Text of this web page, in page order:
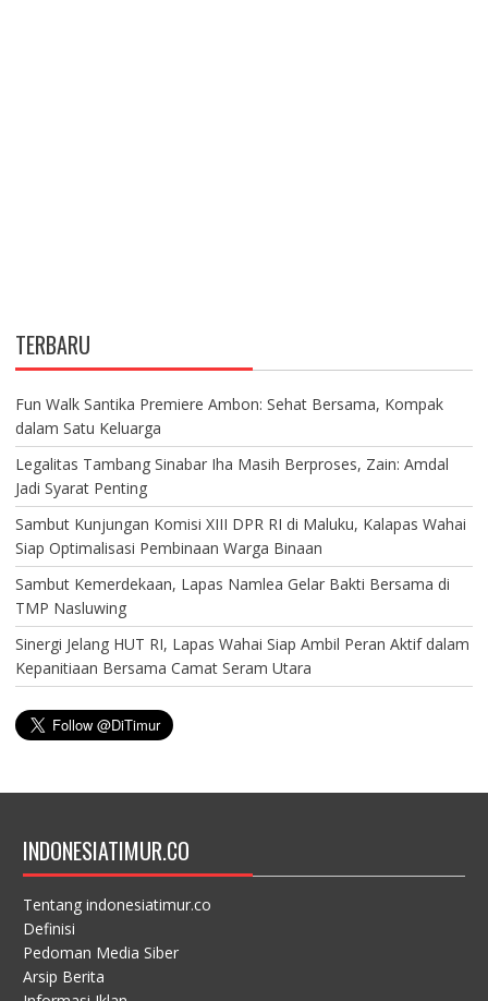
TERBARU
Fun Walk Santika Premiere Ambon: Sehat Bersama, Kompak
dalam Satu Keluarga
Legalitas Tambang Sinabar Iha Masih Berproses, Zain: Amdal
Jadi Syarat Penting
Sambut Kunjungan Komisi XIII DPR RI di Maluku, Kalapas Wahai
Siap Optimalisasi Pembinaan Warga Binaan
Sambut Kemerdekaan, Lapas Namlea Gelar Bakti Bersama di
TMP Nasluwing
Sinergi Jelang HUT RI, Lapas Wahai Siap Ambil Peran Aktif dalam
Kepanitiaan Bersama Camat Seram Utara
INDONESIATIMUR.CO
Tentang indonesiatimur.co
Definisi
Pedoman Media Siber
Arsip Berita